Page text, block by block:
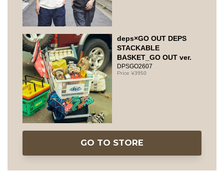
deps×GO OUT DEPS
STACKABLE
BASKET_GO OUT ver.
DPSGO2607
3950
GO TO STORE